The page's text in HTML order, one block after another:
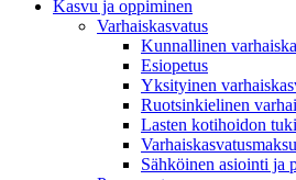
Kasvu ja oppiminen
Varhaiskasvatus
Kunnallinen
Esiopetus
Yksityinen
Ruotsinkielinen
Lasten kotihoidon tuki
Sähköinen asiointi ja